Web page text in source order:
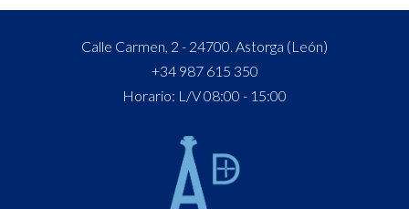
Calle Carmen, 2 - 24700. Astorga (León)
+34 987 615 350
Horario: L/V 08:00 - 15:00